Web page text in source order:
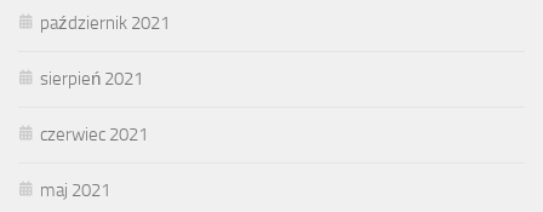
październik 2021
sierpień 2021
czerwiec 2021
maj 2021